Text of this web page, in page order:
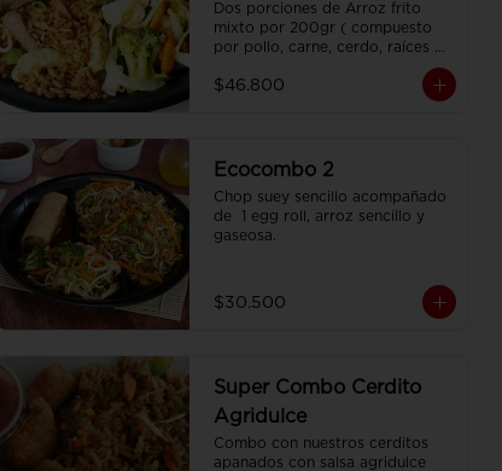
Dos porciones de Arroz frito
mixto por 200gr ( compuesto
por pollo, carne, cerdo, raíces
chinas , habichuela, zanahoria) ,
dos porciones de Chop Suey
sencillo por 200 gr , 2 Egg Roll
$46.800
Ecocombo 2
Chop suey sencillo acompañado
de  1 egg roll, arroz sencillo y
gaseosa.
$30.500
Super Combo Cerdito
Agridulce
Combo con nuestros cerditos
apanados con salsa agridulce